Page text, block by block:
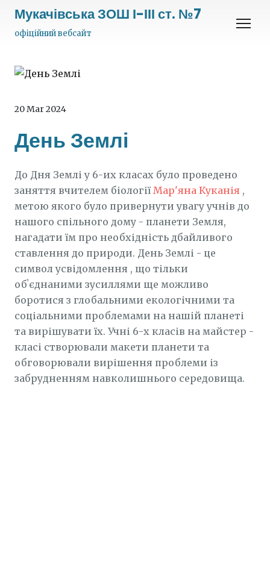
Мукачівська ЗОШ І-ІІІ ст. №7
офіційний вебсайт
20 Mar 2024
День Землі
До Дня Землі у 6-их класах було проведено
заняття вчителем біології Мар'яна Куканія ,
метою якого було привернути увагу учнів до
нашого спільного дому - планети Земля,
нагадати їм про необхідність дбайливого
ставлення до природи. День Землі - це
символ усвідомлення , що тільки
обʼєднаними зусиллями ще можливо
боротися з глобальними екологічними та
соціальними проблемами на нашій планеті
та вирішувати їх. Учні 6-х класів на майстер -
класі створювали макети планети та
обговорювали вирішення проблеми із
забрудненням навколишнього середовища.